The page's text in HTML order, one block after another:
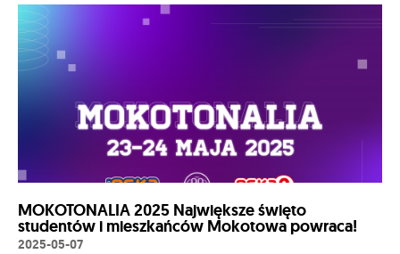
MOKOTONALIA 2025 Największe święto
studentów i mieszkańców Mokotowa powraca!
2025-05-07